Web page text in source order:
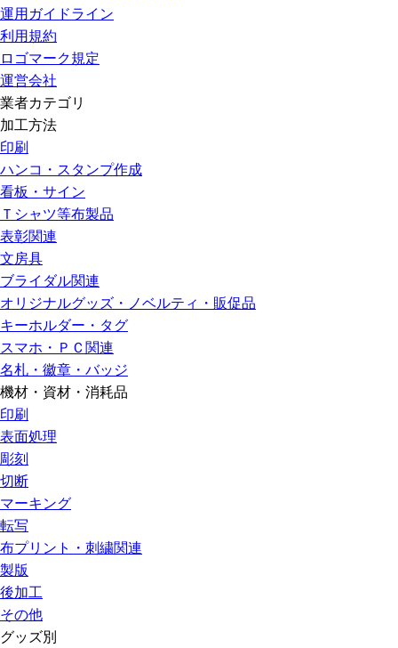
運用ガイドライン
利用規約
ロゴマーク規定
運営会社
業者カテゴリ
加工方法
印刷
ハンコ・スタンプ作成
看板・サイン
Ｔシャツ等布製品
表彰関連
文房具
ブライダル関連
オリジナルグッズ・ノベルティ・販促品
キーホルダー・タグ
スマホ・ＰＣ関連
名札・徽章・バッジ
機材・資材・消耗品
印刷
表面処理
彫刻
切断
マーキング
転写
布プリント・刺繍関連
製版
後加工
その他
グッズ別